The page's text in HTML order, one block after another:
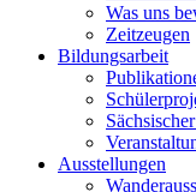
Was uns
Zeitzeugen
Bildungsarbeit
Ausstellungen